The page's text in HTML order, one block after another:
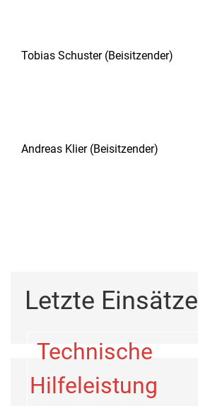
Tobias Schuster (Beisitzender)
Andreas Klier (Beisitzender)
Letzte Einsätze
Technische
Hilfeleistung